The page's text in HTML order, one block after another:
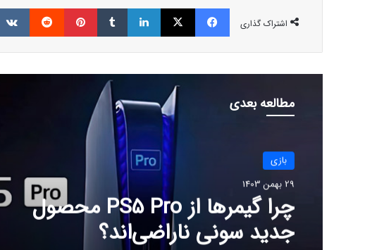
اشتراک گذاری
فیسبوک ایکس لینکداین تامبلر پینتریست Reddit
مطالعه بعدی
بازی
29 بهمن 1403
چرا گیمرها از PS5 Pro محصول
جدید سونی ناراضی‌اند؟